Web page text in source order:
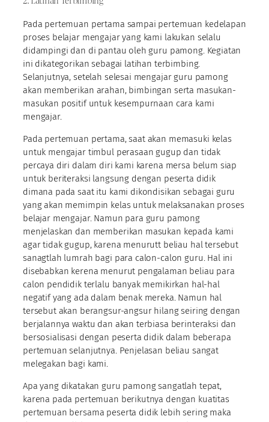
Pada pertemuan pertama sampai pertemuan kedelapan
proses belajar mengajar yang kami lakukan selalu
didampingi dan di pantau oleh guru pamong. Kegiatan
ini dikategorikan sebagai latihan terbimbing.
Selanjutnya, setelah selesai mengajar guru pamong
akan memberikan arahan, bimbingan serta masukan-
masukan positif untuk kesempurnaan cara kami
mengajar.
Pada pertemuan pertama, saat akan memasuki kelas
untuk mengajar timbul perasaan gugup dan tidak
percaya diri dalam diri kami karena mersa belum siap
untuk beriteraksi langsung dengan peserta didik
dimana pada saat itu kami dikondisikan sebagai guru
yang akan memimpin kelas untuk melaksanakan proses
belajar mengajar. Namun para guru pamong
menjelaskan dan memberikan masukan kepada kami
agar tidak gugup, karena menurutt beliau hal tersebut
sanagtlah lumrah bagi para calon-calon guru. Hal ini
disebabkan kerena menurut pengalaman beliau para
calon pendidik terlalu banyak memikirkan hal-hal
negatif yang ada dalam benak mereka. Namun hal
tersebut akan berangsur-angsur hilang seiring dengan
berjalannya waktu dan akan terbiasa berinteraksi dan
bersosialisasi dengan peserta didik dalam beberapa
pertemuan selanjutnya. Penjelasan beliau sangat
melegakan bagi kami.
Apa yang dikatakan guru pamong sangatlah tepat,
karena pada pertemuan berikutnya dengan kuatitas
pertemuan bersama peserta didik lebih sering maka